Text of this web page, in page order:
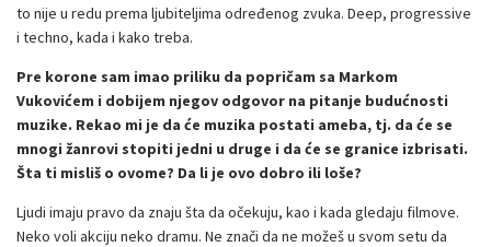
to nije u redu prema ljubiteljima određenog zvuka. Deep, progressive
i techno, kada i kako treba.
Pre korone sam imao priliku da popričam sa Markom
Vukovićem i dobijem njegov odgovor na pitanje budućnosti
muzike. Rekao mi je da će muzika postati ameba, tj. da će se
mnogi žanrovi stopiti jedni u druge i da će se granice izbrisati.
Šta ti misliš o ovome? Da li je ovo dobro ili loše?
Ljudi imaju pravo da znaju šta da očekuju, kao i kada gledaju filmove.
Neko voli akciju neko dramu. Ne znači da ne možeš u svom setu da